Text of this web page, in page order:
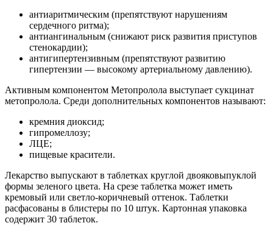
антиаритмическим (препятствуют нарушениям
сердечного ритма);
антиангинальным (снижают риск развития приступов
стенокардии);
антигипертензивным (препятствуют развитию
гипертензии — высокому артериальному давлению).
Активным компонентом Метопролола выступает сукцинат
метопролола. Среди дополнительных компонентов называют:
кремния диоксид;
гипромеллозу;
ЛЦЕ;
пищевые красители.
Лекарство выпускают в таблетках круглой двояковыпуклой
формы зеленого цвета. На срезе таблетка может иметь
кремовый или светло-коричневый оттенок. Таблетки
расфасованы в блистеры по 10 штук. Картонная упаковка
содержит 30 таблеток.